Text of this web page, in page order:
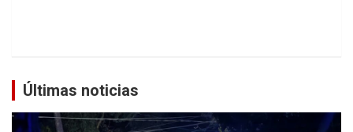
Últimas noticias